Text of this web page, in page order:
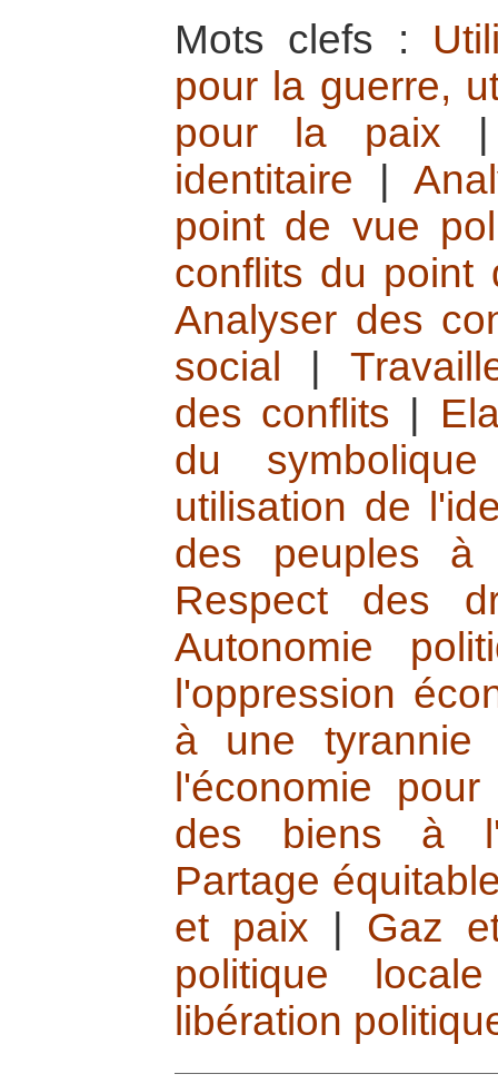
Mots clefs :
pour la guerre,
pour la paix
identitaire
point de vue
conflits du point
Analyser des
social
des conflits
du symbolique
utilisation de
des peuples à
Respect des
Autonomie
l'oppression
à une tyrannie
l'économie
des biens à
Partage
et paix
Gaz
politique locale
libération